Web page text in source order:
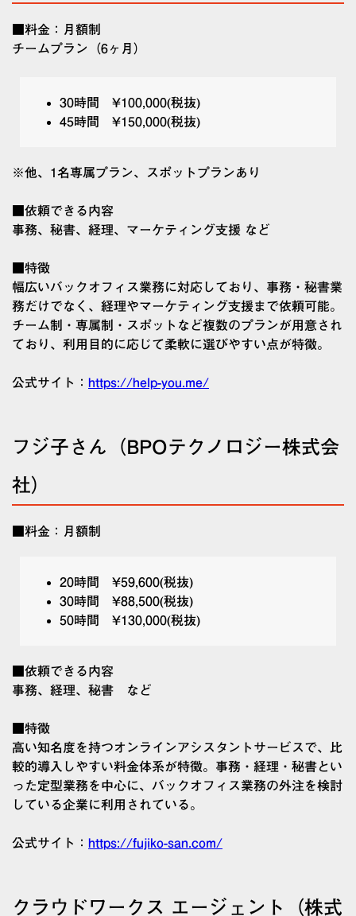
■料金：月額制
チームプラン（6ヶ月）
30時間 ¥100,000(税抜)
45時間 ¥150,000(税抜)
※他、1名専属プラン、スポットプランあり
■依頼できる内容
事務、秘書、経理、マーケティング支援 など
■特徴
幅広いバックオフィス業務に対応しており、事務・秘書業
務だけでなく、経理やマーケティング支援まで依頼可能。
チーム制・専属制・スポットなど複数のプランが用意され
ており、利用目的に応じて柔軟に選びやすい点が特徴。
公式サイト： https://help-you.me/
フジ子さん（BPOテクノロジー株式会
社）
■料金：月額制
20時間 ¥59,600(税抜)
30時間 ¥88,500(税抜)
50時間 ¥130,000(税抜)
■依頼できる内容
事務、経理、秘書 など
■特徴
高い知名度を持つオンラインアシスタントサービスで、比
較的導入しやすい料金体系が特徴。事務・経理・秘書とい
った定型業務を中心に、バックオフィス業務の外注を検討
している企業に利用されている。
公式サイト： https://fujiko-san.com/
クラウドワークス エージェント（株式